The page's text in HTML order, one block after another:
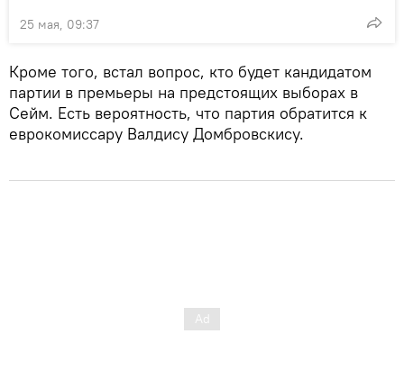
25 мая, 09:37
Кроме того, встал вопрос, кто будет кандидатом
партии в премьеры на предстоящих выборах в
Сейм. Есть вероятность, что партия обратится к
еврокомиссару Валдису Домбровскису.